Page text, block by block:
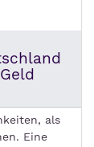
als
Eine